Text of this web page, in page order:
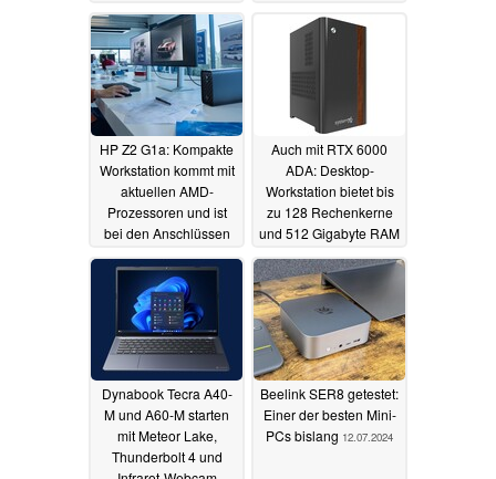
HP Z2 G1a: Kompakte
Workstation kommt mit
aktuellen AMD-
Prozessoren und ist
bei den Anschlüssen
anpassbar06.01.2025
Auch mit RTX 6000
ADA: Desktop-
Workstation bietet bis
zu 128 Rechenkerne
und 512 Gigabyte RAM
16.11.2024
Dynabook Tecra A40-
M und A60-M starten
mit Meteor Lake,
Thunderbolt 4 und
Beelink SER8 getestet:
Einer der besten Mini-
PCs bislang 12.07.2024